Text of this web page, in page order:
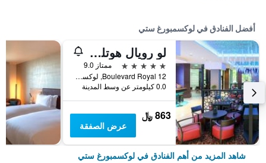
أفضل الفنادق في لوكسمبورغ ستي
لو رويال هوتلز آند ريزورتس
5 نجوم
ممتاز 9.0
12 Boulevard Royal, لوكسمبورغ ستي, مقاطعة لوكسمبورغ, لوكسمبورج
0.0 كيلومتر عن وسط المدينة
863 ﷼
عرض الصفقة
شاهد المزيد من أهم الفنادق في لوكسمبورغ ستي